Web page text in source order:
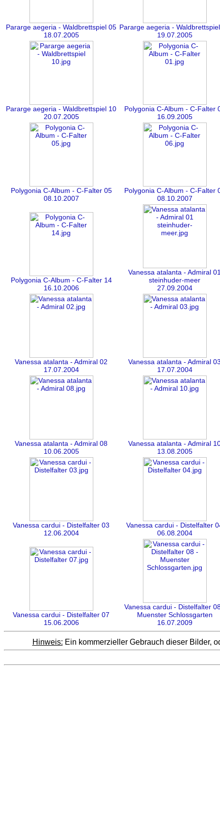
Pararge aegeria - Waldbrettspiel 05
18.07.2005
Pararge aegeria -
19.07.2005
Pararge aegeria - Waldbrettspiel 10
20.07.2005
Polygonia C-Album - C-Falter
16.09.2005
Polygonia C-Album - C-Falter 05
08.10.2007
Polygonia C-Album - C-Falter
08.10.2007
Polygonia C-Album - C-Falter 14
16.10.2006
Vanessa atalanta - Admiral
steinhuder-meer
27.09.2004
Vanessa atalanta - Admiral 02
17.07.2004
Vanessa atalanta - Admiral
17.07.2004
Vanessa atalanta - Admiral 08
10.06.2005
Vanessa atalanta - Admiral
13.08.2005
Vanessa cardui - Distelfalter 03
12.06.2004
Vanessa cardui - Distelfalter
06.08.2004
Vanessa cardui - Distelfalter 07
15.06.2006
Vanessa cardui - Distelfalter
Muenster Schlossgarten
16.07.2009
Hinweis: Ein kommerzieller Gebrauch dieser Bilder,